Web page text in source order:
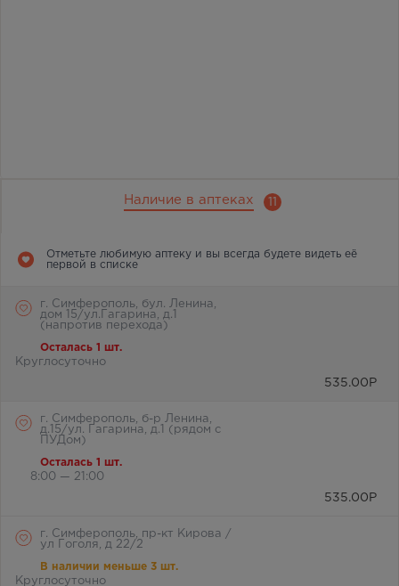
Наличие в аптеках 11
Отметьте любимую аптеку и вы всегда будете видеть её
первой в списке
г. Симферополь, бул. Ленина,
дом 15/ул.Гагарина, д.1
(напротив перехода)
Осталась 1 шт.
Круглосуточно
535.00 Р
г. Симферополь, б-р Ленина,
д.15/ул. Гагарина, д.1 (рядом с
ПУДом)
Осталась 1 шт.
8:00 — 21:00
535.00 Р
г. Симферополь, пр-кт Кирова /
ул Гоголя, д 22/2
В наличии меньше 3 шт.
Круглосуточно